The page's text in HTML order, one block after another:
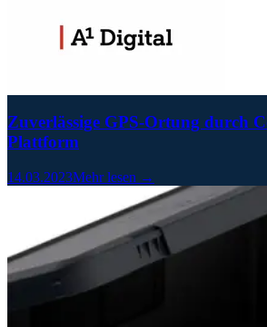
Zuverlässige GPS-Ortung durch
Plattform
14.03.2023Mehr lesen →